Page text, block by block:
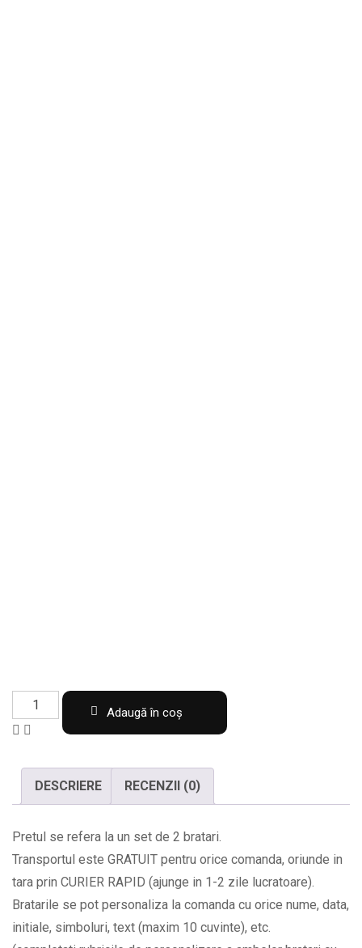
de
bratari
pentru
el
si
ea
si
Adaugă în coș
DESCRIERE RECENZII (0)
Pretul se refera la un set de 2 bratari.
Transportul este GRATUIT pentru orice comanda, oriunde in
tara prin CURIER RAPID (ajunge in 1-2 zile lucratoare).
Bratarile se pot personaliza la comanda cu orice nume, data,
initiale, simboluri, text (maxim 10 cuvinte), etc.